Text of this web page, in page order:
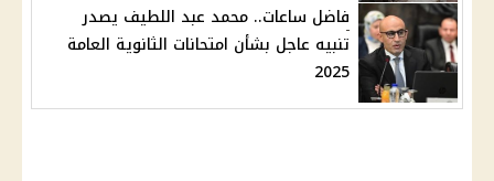
فاضل ساعات.. محمد عبد اللطيف يصدر
تنبيه عاجل بشأن امتحانات الثانوية العامة
2025